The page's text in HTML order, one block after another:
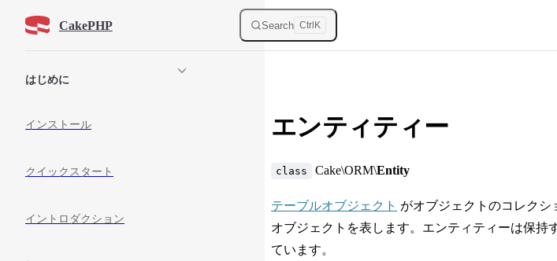
Skip to contentCakePHP Search Ctrl K
はじめに
インストール
クイックスタート
イントロダクション
エンティティー
class Cake\ORM\Entity
テーブルオブジェクト がオブジェクトのコレク
オブジェクトを表します。エンティティーは保持
ています。